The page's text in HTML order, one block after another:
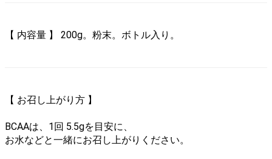
【 内容量 】 200g。粉末。ボトル入り。
【 お召し上がり方 】
BCAAは、1回 5.5gを目安に、
お水などと一緒にお召し上がりください。
トレーニンググローブ
マシーン
エアロバイク